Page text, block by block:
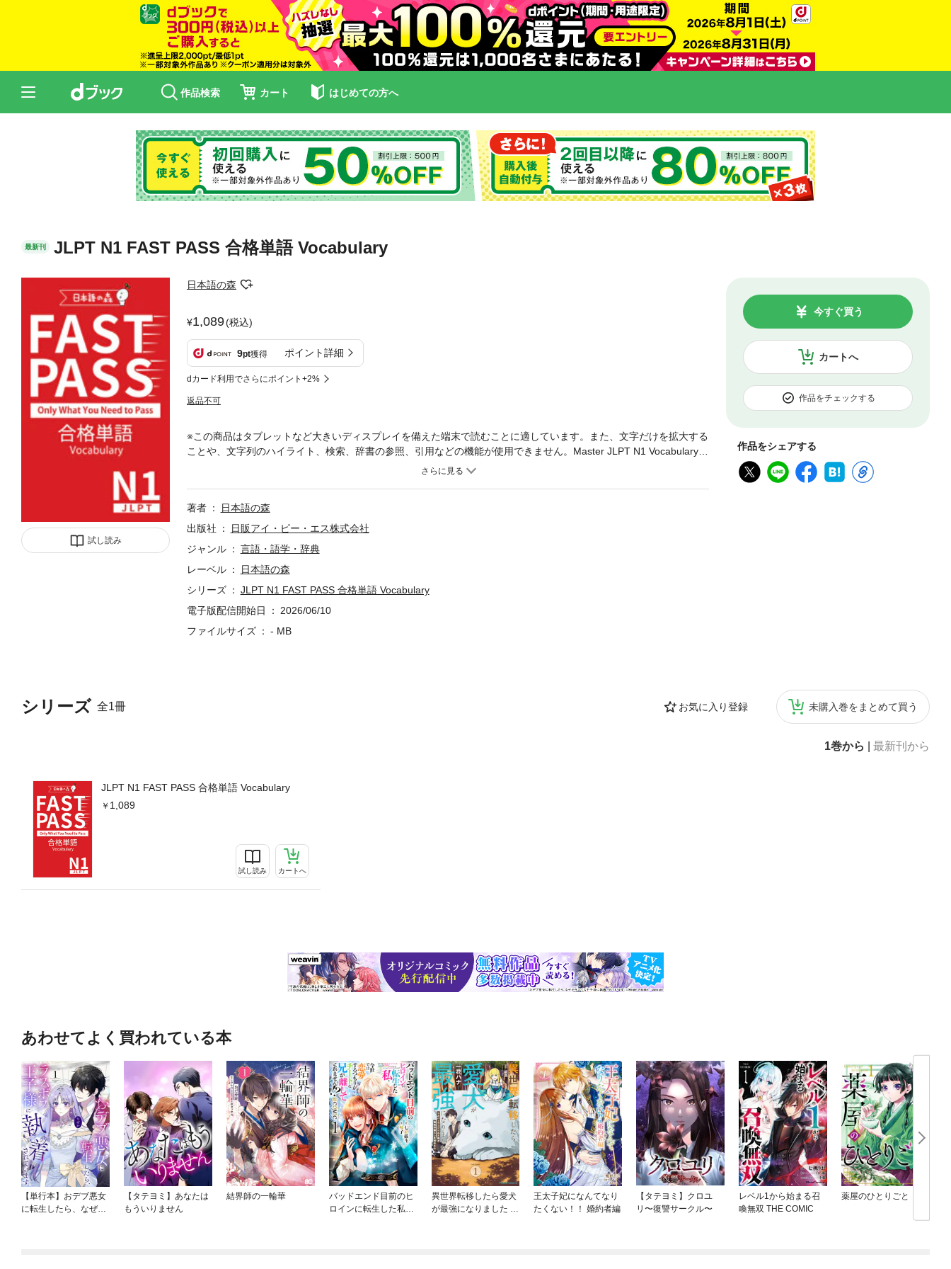
作品検索 カート はじめての方へ
最新刊 JLPT N1 FAST PASS 合格単語 Vocabulary
試し読み
日本語の森
1,089(税込)
9pt獲得 ポイント詳細
dカード利用でさらにポイント+2%
返品不可
カートへ
今すぐ買う
作品をチェックする
作品をシェアする
シリーズ 全1冊 お気に入り登録 未購入巻をまとめて買う
1巻から 最新刊から
JLPT N1 FAST PASS 合格単語 Vocabulary
1,089
試し読み カートへ
※この商品はタブレットなど大きいディスプレイを備えた端末で読むことに適しています。また、文字だけを拡大する
ことや、文字列のハイライト、検索、辞書の参照、引用などの機能が使用できません。Master JLPT N1 Vocabulary E
fficiently with JLPT N1 FAST PASS 合格単語 Vocabulary!【Key Features】✓ Carefully selected must-know vocabular
1・Are first-time JLPT N1 test takers・Want to memorize vocabulary FAST・Want to know how Japanese use words
in real sentences◆ About "Nihongo no Mori"Nihongo no Mori provides high-quality Japanese learning resources to st
we make Japanese learning clear, effective, and enjoyable.YouTube: Nihongo no Mori@nihongonomori2013Websit
e: nihongonomori.com#Nihongonomori『JLPT N1 FAST PASS 合格単語 Vocabulary』でJLPT N1の単語を効率よくマ
スターしよう！【特徴】✓ JLPT N1合格に必要な単語だけを厳選！✓ 単語の表記や意味がしっかり理解できる分解表
PT N1を受験する方・単語を効率よく覚えたい方・単語の使い方を学びたい方◆ 「日本語の森」 について日本語の森
は、YouTubeチャンネル、本、アプリ、ウェブサイト、そしてソーシャルメディアを通じて、世界中の日本語学習者
著者
日本語の森
出版社
日販アイ・ピー・エス株式会社
ジャンル
言語・語学・辞典
レーベル
日本語の森
シリーズ
JLPT N1 FAST PASS 合格単語 Vocabulary
電子版配信開始日
2026/06/10
ファイルサイズ
- MB
あわせてよく買われている本
【単行本】おデブ悪女
に転生したら、なぜか
【タテヨミ】あなたは
もういりません
結界師の一輪華
バッドエンド目前のヒ
ロインに転生した私、
異世界転移したら愛犬
が最強になりました ～
王太子妃になんてなり
たくない！！ 婚約者編
【タテヨミ】クロユ
リ〜復讐サークル〜
レベル1から始まる召
喚無双 THE COMIC
薬屋のひとりごと